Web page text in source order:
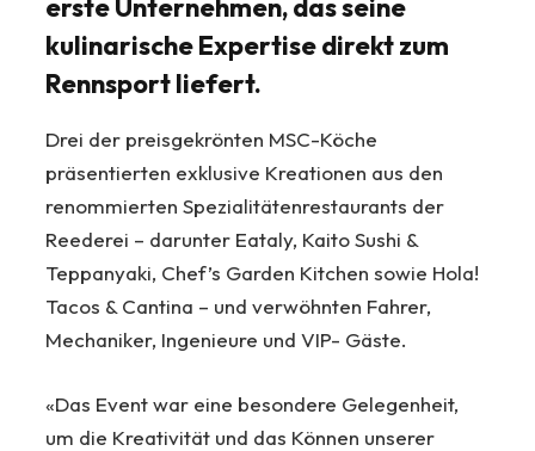
erste Unternehmen, das seine
kulinarische Expertise direkt zum
Rennsport liefert.
Drei der preisgekrönten MSC-Köche
präsentierten exklusive Kreationen aus den
renommierten Spezialitätenrestaurants der
Reederei – darunter Eataly, Kaito Sushi &
Teppanyaki, Chef’s Garden Kitchen sowie Hola!
Tacos & Cantina – und verwöhnten Fahrer,
Mechaniker, Ingenieure und VIP- Gäste.
«Das Event war eine besondere Gelegenheit,
um die Kreativität und das Können unserer